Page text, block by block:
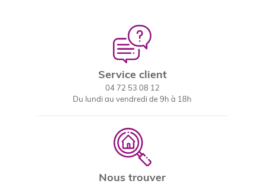
Service client
04 72 53 08 12
Du lundi au vendredi de 9h à 18h
Nous trouver